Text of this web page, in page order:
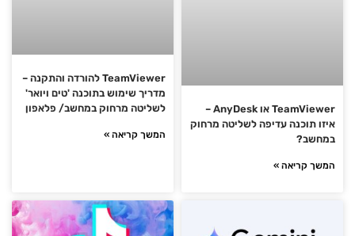
TeamViewer או AnyDesk –
איזו תוכנה עדיפה לשליטה מרחוק
במחשב?
המשך קריאה »
TeamViewer להורדה והתקנה –
מדריך שימוש בתוכנה 'טים ויואר'
לשליטה מרחוק במחשב/ פלאפון
המשך קריאה »